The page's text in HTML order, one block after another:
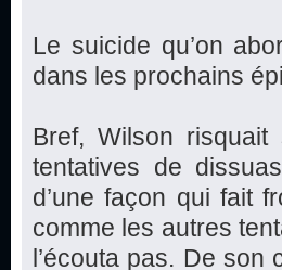
Le suicide qu’on
dans les prochains
Bref, Wilson
tentatives de
d’une façon qui fait
comme les autres
l’écouta pas. De son